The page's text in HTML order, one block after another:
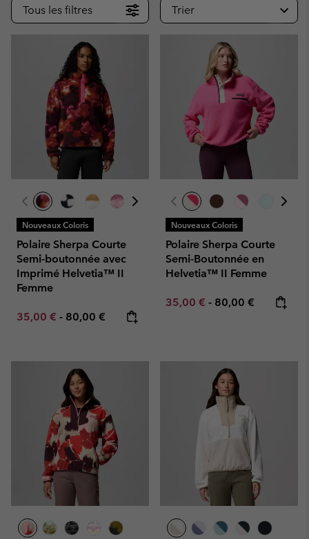
Tous les filtres Trier
Nouveaux Coloris
Polaire Sherpa Courte
Semi-boutonnée avec
Imprimé Helvetia™ II
Femme
Minimum sale price:
35,00 € - Maximum price:
80,00 €
Nouveaux Coloris
Polaire Sherpa Courte
Semi-Boutonnée en
Helvetia™ II Femme
Minimum sale price:
35,00 € - Maximum price:
80,00 €